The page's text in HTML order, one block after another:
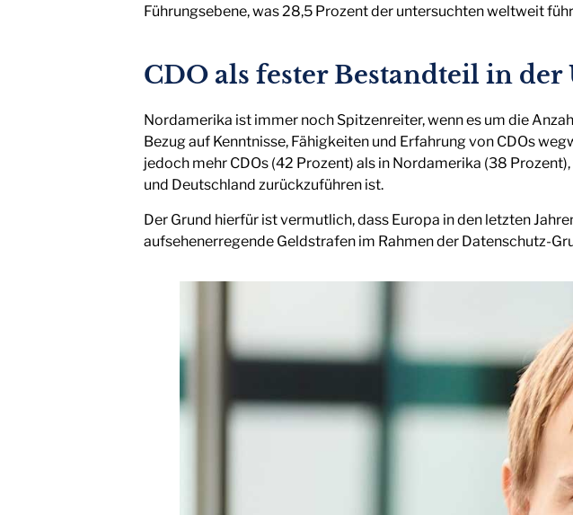
Führungsebene, was 28,5 Prozent der untersuchten weltweit
CDO als fester Bestandteil in
Nordamerika ist immer noch Spitzenreiter, wenn es um die
Bezug auf Kenntnisse, Fähigkeiten und Erfahrung von CDOs
jedoch mehr CDOs (42 Prozent) als in Nordamerika (38
und Deutschland zurückzuführen ist.
Der Grund hierfür ist vermutlich, dass Europa in den letzten
aufsehenerregende Geldstrafen im Rahmen der Datenschutz-